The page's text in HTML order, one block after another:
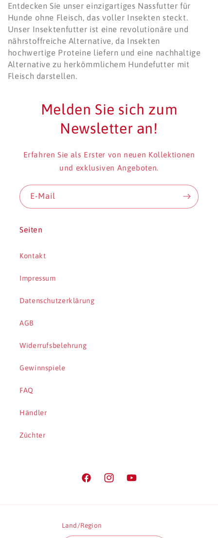
Entdecken Sie unser einzigartiges Nassfutter für
Hunde ohne Fleisch, das voller Insekten steckt.
Unser Insektenfutter ist eine revolutionäre und
nährstoffreiche Alternative, da Insekten
hochwertige Proteine liefern und eine nachhaltige
Alternative zu herkömmlichem Hundefutter mit
Fleisch darstellen.
Melden Sie sich zum
Newsletter an!
Erfahren Sie als Erster von neuen Kollektionen
und exklusiven Angeboten.
E-Mail
Seiten
Kontakt
Impressum
Datenschutzerklärung
AGB
Widerrufsbelehrung
Gewinnspiele
FAQ
Händler
Züchter
FacebookInstagramYouTube
Land/Region